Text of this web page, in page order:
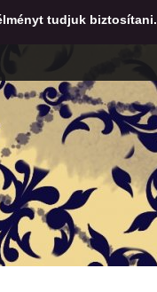
tudjuk biztosítani.